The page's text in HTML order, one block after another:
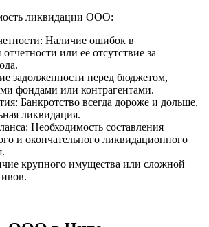
ликвидации ООО:
Наличие ошибок в
отчетности или её отсутствие за
задолженности перед бюджетом,
фондами или контрагентами.
Банкротство всегда дороже и дольше,
ликвидация.
Необходимость составления
и окончательного ликвидационного
крупного имущества или сложной